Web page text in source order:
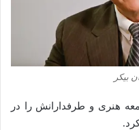
بیکر
هنری و طرفدارانشرا در